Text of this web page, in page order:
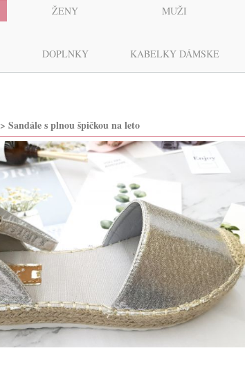
ŽENY MUŽI
DOPLNKY KABELKY DÁMSKE
> Sandále s plnou špičkou na leto